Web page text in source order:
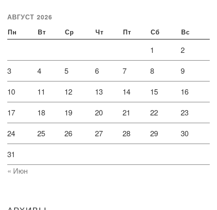
АВГУСТ 2026
Пн Вт Ср Чт Пт Сб Вс
1 2
3 4 5 6 7 8 9
10 11 12 13 14 15 16
17 18 19 20 21 22 23
24 25 26 27 28 29 30
31
« Июн